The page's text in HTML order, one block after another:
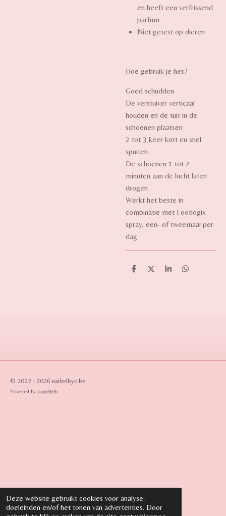
Deze website gebruikt cookies voor analyse-
doeleinden en/of het tonen van advertenties. Door
en heeft een verfrissend
parfum
Niet getest op dieren
Hoe gebruik je het?
Goed schudden
De verstuiver verticaal
houden en de tuit in de
schoenen plaatsen
2 tot 3 keer kort en snel
spuiten
De schoenen 1 tot 2
minuten aan de lucht laten
drogen
Werkt het beste in
combinatie met Footlogix
spray, een- of tweemaal per
dag
D
D
S
D
© 2022 - 2026 nailedbyc.be
Powered by JouwWeb